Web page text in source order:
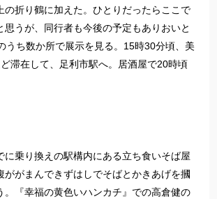
の折り鶴に加えた。ひとりだったらここで
思うが、同行者も今後の予定もありおいと
うち数か所で展示を見る。15時30分頃、美
滞在して、足利市駅へ。居酒屋で20時頃
に乗り換えの駅構内にある立ち食いそば屋
ががまんできずはしでそばとかきあげを摑
。『幸福の黄色いハンカチ』での高倉健の